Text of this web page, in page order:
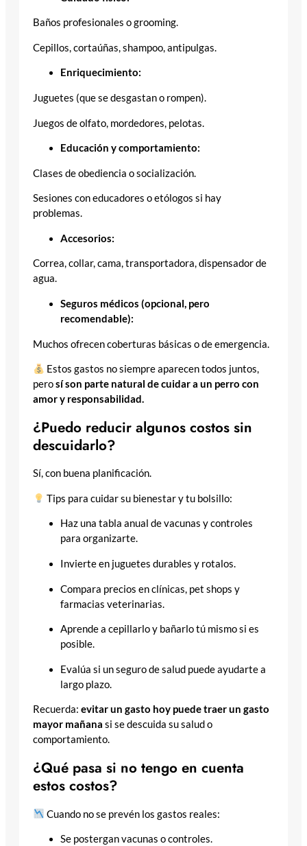
Baños profesionales o grooming.
Cepillos, cortaúñas, shampoo, antipulgas.
Enriquecimiento:
Juguetes (que se desgastan o rompen).
Juegos de olfato, mordedores, pelotas.
Educación y comportamiento:
Clases de obediencia o socialización.
Sesiones con educadores o etólogos si hay
problemas.
Accesorios:
Correa, collar, cama, transportadora, dispensador de
agua.
Seguros médicos (opcional, pero
recomendable):
Muchos ofrecen coberturas básicas o de emergencia.
Estos gastos no siempre aparecen todos juntos,
perosí son parte natural de cuidar a un perro con
amor y responsabilidad.
¿Puedo reducir algunos costos sin
descuidarlo?
Sí, con buena planificación.
Tips para cuidar su bienestar y tu bolsillo:
Haz una tabla anual de vacunas y controles
para organizarte.
Invierte en juguetes durables y rotalos.
Compara precios en clínicas, pet shops y
farmacias veterinarias.
Aprende a cepillarlo y bañarlo tú mismo si es
posible.
Evalúa si un seguro de salud puede ayudarte a
largo plazo.
Recuerda: evitar un gasto hoy puede traer un gasto
mayor mañana si se descuida su salud o
comportamiento.
¿Qué pasa si no tengo en cuenta
estos costos?
Cuando no se prevén los gastos reales:
Se postergan vacunas o controles.